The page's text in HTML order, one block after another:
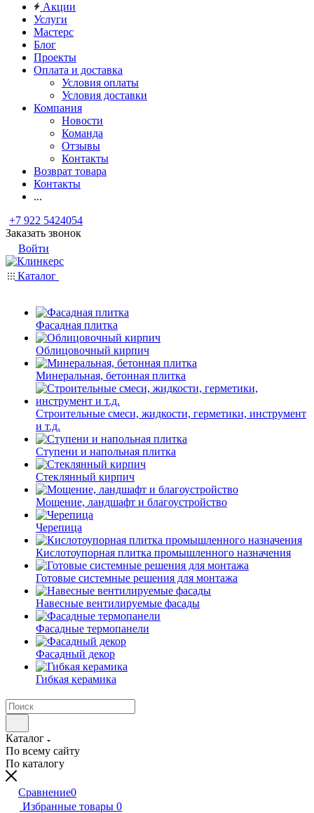
Акции
Услуги
Мастерс
Блог
Проекты
Оплата и доставка
Условия оплаты
Условия доставки
Компания
Новости
Команда
Отзывы
Контакты
Возврат товара
Контакты
...
+7 922 5424054
Заказать звонок
Войти
Каталог
Фасадная плитка
Облицовочный кирпич
Минеральная, бетонная плитка
Строительные смеси, жидкости, герметики, инструмент
и т.д.
Ступени и напольная плитка
Cтеклянный кирпич
Мощение, ландшафт и благоустройство
Черепица
Кислотоупорная плитка промышленного назначения
Готовые системные решения для монтажа
Навесные вентилируемые фасады
Фасадные термопанели
Фасадный декор
Гибкая керамика
Каталог
По всему сайту
По каталогу
Сравнение0
Избранные товары 0